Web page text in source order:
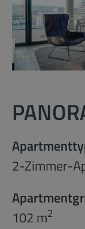
2-Zimmer-
102 m2